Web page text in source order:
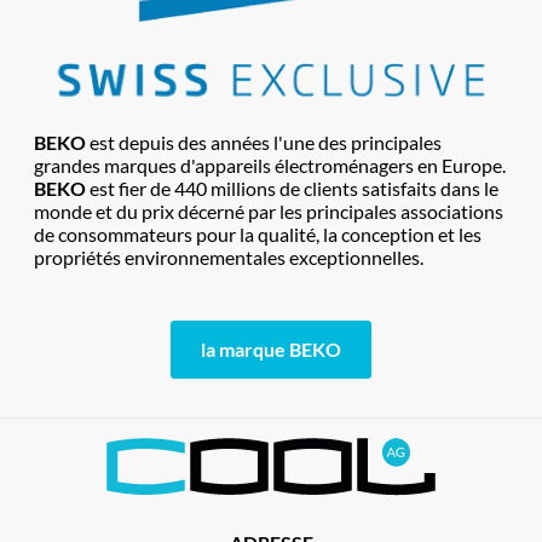
BEKOest depuis des années l'une des principales
grandes marques d'appareils électroménagers en Europe.
BEKOest fier de 440 millions de clients satisfaits dans le
monde et du prix décerné par les principales associations
de consommateurs pour la qualité, la conception et les
propriétés environnementales exceptionnelles.
la marque BEKO